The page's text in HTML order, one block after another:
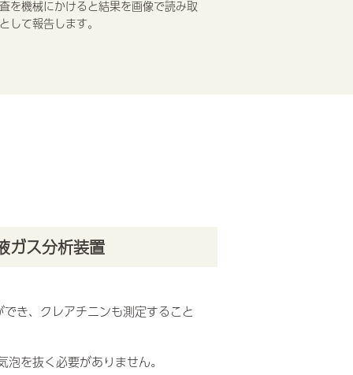
を機械にかけると結果を画像で読み取
して報告します。
ガス分析装置
き、クレアチニンも測定すること
を抜く必要がありません。